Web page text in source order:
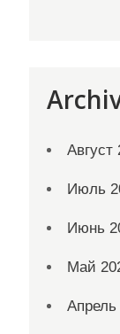
Август
Июль
Июнь
Май
Апрель